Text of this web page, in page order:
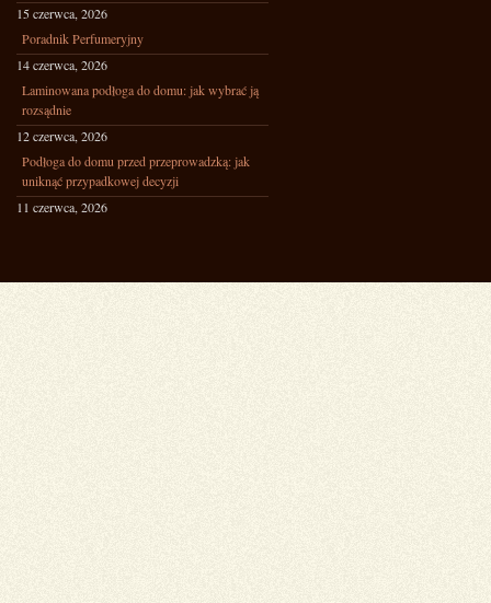
15 czerwca, 2026
Poradnik Perfumeryjny
14 czerwca, 2026
Laminowana podłoga do domu: jak wybrać ją
rozsądnie
12 czerwca, 2026
Podłoga do domu przed przeprowadzką: jak
uniknąć przypadkowej decyzji
11 czerwca, 2026